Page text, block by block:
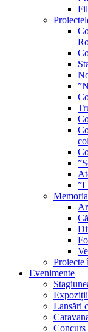
Proiecte
Evenimente
Lansări